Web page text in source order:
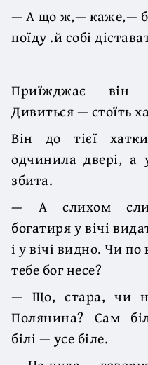
— А що ж,— каже,—
поїду .й собі
Приїжджає він
Дивиться — стоїть
Він до тієї
одчинила двері, а
збита.
— А слихом
богатиря у вічі
і у вічі видно. Чи
тебе бог несе?
— Що, стара, чи
Полянина? Сам
білі — усе біле.